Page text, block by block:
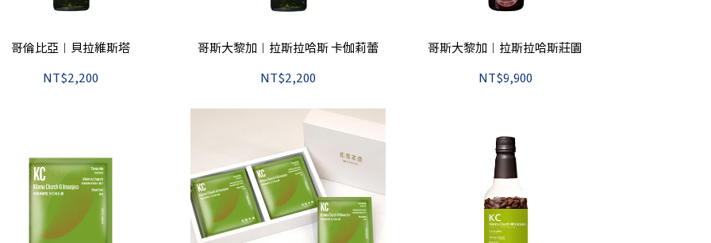
哥倫比亞︱貝拉維斯塔
NT$2,200
哥斯大黎加︱拉斯拉哈斯 卡伽莉蕾
NT$2,200
哥斯大黎加︱拉斯拉哈斯莊園
NT$9,900